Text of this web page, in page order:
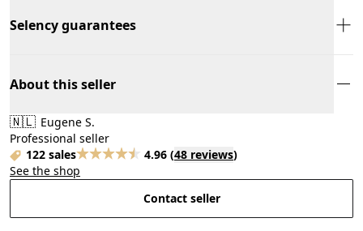
Selency guarantees
About this seller
🇳🇱 Eugene S.
Professional seller
122 sales
4.96 (48 reviews)
See the shop
Contact seller